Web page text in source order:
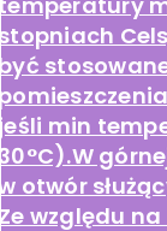
stopniach
być
jeśli min
30°C).W
w otwór
Ze względu